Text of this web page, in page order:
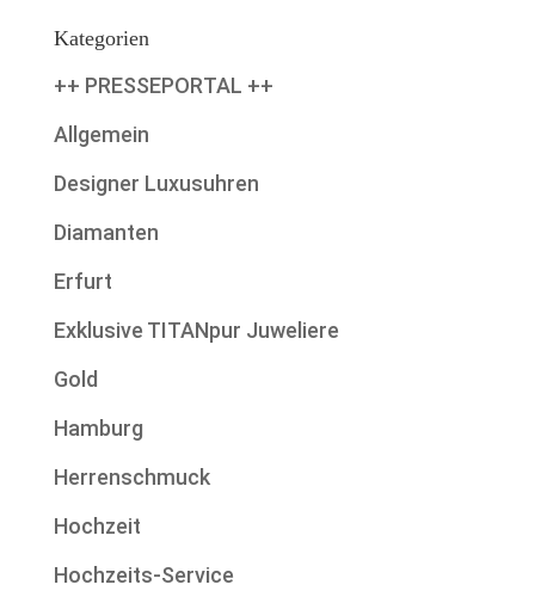
Kategorien
++ PRESSEPORTAL ++
Allgemein
Designer Luxusuhren
Diamanten
Erfurt
Exklusive TITANpur Juweliere
Gold
Hamburg
Herrenschmuck
Hochzeit
Hochzeits-Service